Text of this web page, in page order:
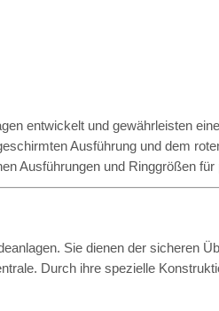
entwickelt und gewährleisten
Ausführung und dem
Ausführungen und Ringgrößen
Sie dienen der sicheren
Durch ihre spezielle